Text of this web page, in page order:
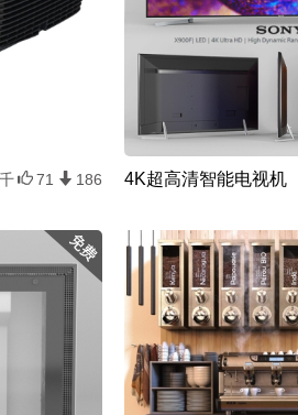
71 186 4K超高清智能电视机